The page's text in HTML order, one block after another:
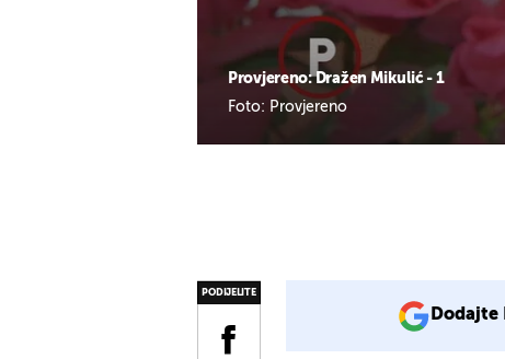
Provjereno: Dražen Mikulić - 1
Foto: Provjereno
PODIJELITE
Dodajte